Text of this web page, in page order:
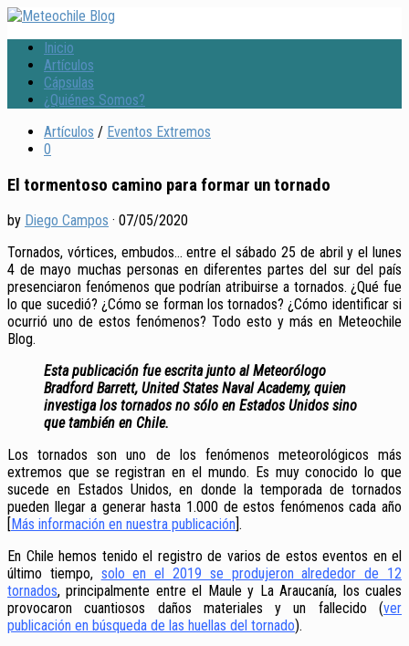
Inicio
Artículos
Cápsulas
¿Quiénes Somos?
Artículos / Eventos Extremos
0
El tormentoso camino para formar un tornado
by Diego Campos · 07/05/2020
Tornados, vórtices, embudos… entre el sábado 25 de abril y el lunes
4 de mayo muchas personas en diferentes partes del sur del país
presenciaron fenómenos que podrían atribuirse a tornados. ¿Qué fue
lo que sucedió? ¿Cómo se forman los tornados? ¿Cómo identificar si
ocurrió uno de estos fenómenos? Todo esto y más en Meteochile
Blog.
Esta publicación fue escrita junto al Meteorólogo
Bradford Barrett, United States Naval Academy, quien
investiga los tornados no sólo en Estados Unidos sino
que también en Chile.
Los tornados son uno de los fenómenos meteorológicos más
extremos que se registran en el mundo. Es muy conocido lo que
sucede en Estados Unidos, en donde la temporada de tornados
pueden llegar a generar hasta 1.000 de estos fenómenos cada año
Más información en nuestra publicación ].
En Chile hemos tenido el registro de varios de estos eventos en el
último tiempo, solo en el 2019 se produjeron alrededor de 12
tornados, principalmente entre el Maule y La Araucanía, los cuales
provocaron cuantiosos daños materiales y un fallecido (ver
publicación en búsqueda de las huellas del tornado).